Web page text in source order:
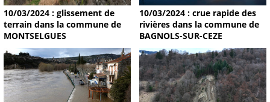
10/03/2024 : glissement de
terrain dans la commune de
MONTSELGUES
10/03/2024 : crue rapide des
rivières dans la commune de
BAGNOLS-SUR-CEZE